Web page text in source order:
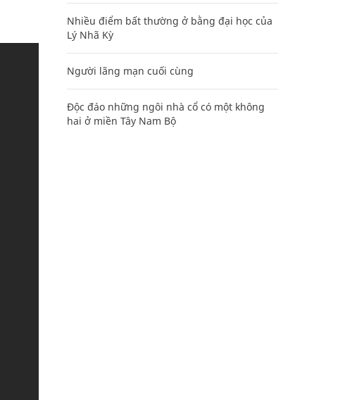
Nhiều điểm bất thường ở bằng đại học của
Lý Nhã Kỳ
Người lãng mạn cuối cùng
Độc đáo những ngôi nhà cổ có một không
hai ở miền Tây Nam Bộ